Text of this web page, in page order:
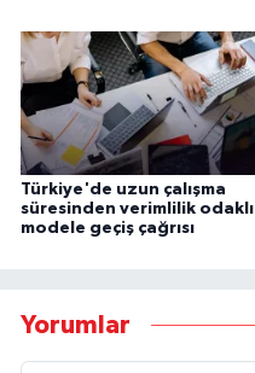
Türkiye'de uzun çalışma
süresinden verimlilik odaklı
modele geçiş çağrısı
Yorumlar